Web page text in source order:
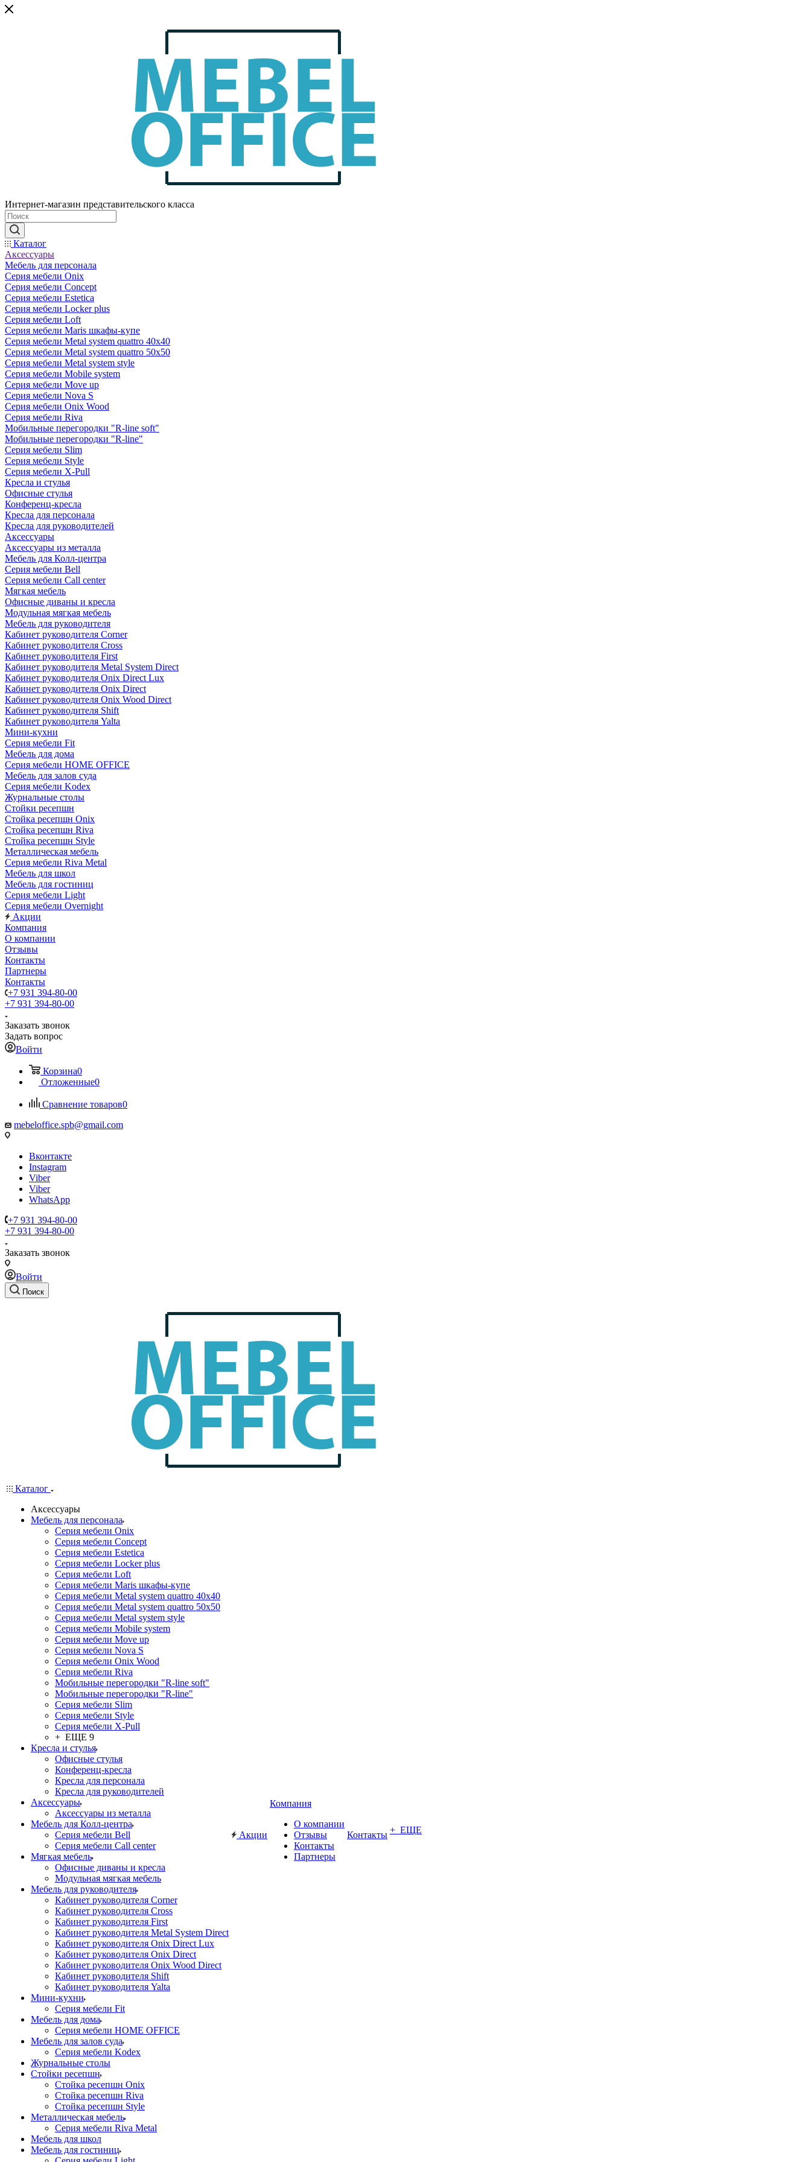
Интернет-магазин представительского класса
Каталог
Аксессуары
Мебель для персонала
Серия мебели Onix
Серия мебели Concept
Серия мебели Estetica
Серия мебели Locker plus
Серия мебели Loft
Серия мебели Maris шкафы-купе
Серия мебели Metal system quattro 40x40
Серия мебели Metal system quattro 50x50
Серия мебели Metal system style
Серия мебели Mobile system
Серия мебели Move up
Серия мебели Nova S
Серия мебели Onix Wood
Серия мебели Riva
Мобильные перегородки "R-line soft"
Мобильные перегородки "R-line"
Серия мебели Slim
Серия мебели Style
Серия мебели X-Pull
Кресла и стулья
Офисные стулья
Конференц-кресла
Кресла для персонала
Кресла для руководителей
Аксессуары
Аксессуары из металла
Мебель для Колл-центра
Серия мебели Bell
Серия мебели Call center
Мягкая мебель
Офисные диваны и кресла
Модульная мягкая мебель
Мебель для руководителя
Кабинет руководителя Corner
Кабинет руководителя Cross
Кабинет руководителя First
Кабинет руководителя Metal System Direct
Кабинет руководителя Onix Direct Lux
Кабинет руководителя Onix Direct
Кабинет руководителя Onix Wood Direct
Кабинет руководителя Shift
Кабинет руководителя Yalta
Мини-кухни
Серия мебели Fit
Мебель для дома
Серия мебели HOME OFFICE
Мебель для залов суда
Серия мебели Kodex
Журнальные столы
Стойки ресепшн
Стойка ресепшн Onix
Стойка ресепшн Riva
Стойка ресепшн Style
Металлическая мебель
Серия мебели Riva Metal
Мебель для школ
Мебель для гостиниц
Серия мебели Light
Серия мебели Overnight
Акции
Компания
О компании
Отзывы
Контакты
Партнеры
Контакты
+7 931 394-80-00
+7 931 394-80-00
Заказать звонок
Задать вопрос
Войти
Корзина0
Отложенные0
Сравнение товаров0
mebeloffice.spb@gmail.com
Вконтакте
Instagram
Viber
Viber
WhatsApp
+7 931 394-80-00
+7 931 394-80-00
Заказать звонок
Войти
Поиск
Каталог
Аксессуары
Мебель для персонала
Серия мебели Onix
Серия мебели Concept
Серия мебели Estetica
Серия мебели Locker plus
Серия мебели Loft
Серия мебели Maris шкафы-купе
Серия мебели Metal system quattro 40x40
Серия мебели Metal system quattro 50x50
Серия мебели Metal system style
Серия мебели Mobile system
Серия мебели Move up
Серия мебели Nova S
Серия мебели Onix Wood
Серия мебели Riva
Мобильные перегородки "R-line soft"
Мобильные перегородки "R-line"
Серия мебели Slim
Серия мебели Style
Серия мебели X-Pull
+ ЕЩЕ 9
Кресла и стулья
Офисные стулья
Конференц-кресла
Кресла для персонала
Кресла для руководителей
Аксессуары
Аксессуары из металла
Мебель для Колл-центра
Серия мебели Bell
Серия мебели Call center
Мягкая мебель
Офисные диваны и кресла
Модульная мягкая мебель
Мебель для руководителя
Кабинет руководителя Corner
Кабинет руководителя Cross
Кабинет руководителя First
Кабинет руководителя Metal System Direct
Кабинет руководителя Onix Direct Lux
Кабинет руководителя Onix Direct
Кабинет руководителя Onix Wood Direct
Кабинет руководителя Shift
Кабинет руководителя Yalta
Мини-кухни
Серия мебели Fit
Мебель для дома
Серия мебели HOME OFFICE
Мебель для залов суда
Серия мебели Kodex
Журнальные столы
Стойки ресепшн
Стойка ресепшн Onix
Стойка ресепшн Riva
Стойка ресепшн Style
Металлическая мебель
Серия мебели Riva Metal
Мебель для школ
Мебель для гостиниц
Акции
Компания
О компании
Отзывы
Контакты
Партнеры
Контакты + ЕЩЕ